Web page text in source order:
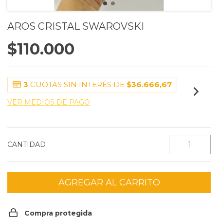
AROS CRISTAL SWAROVSKI
$110.000
3 CUOTAS SIN INTERÉS DE $36.666,67
VER MEDIOS DE PAGO
CANTIDAD
Compra protegida